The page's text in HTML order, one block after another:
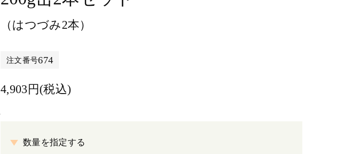
（はつづみ2本）
注文番号674
4,903円(税込)
数量を指定する